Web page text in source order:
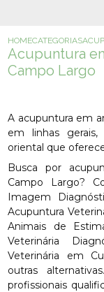
HOMECATEGORIAS
Acupuntura
Campo Largo
A acupuntura em
em linhas
oriental que
Busca por
Campo Largo?
Imagem
Acupuntura
Animais de
Veterinária
Veterinária em
outras
profissionais